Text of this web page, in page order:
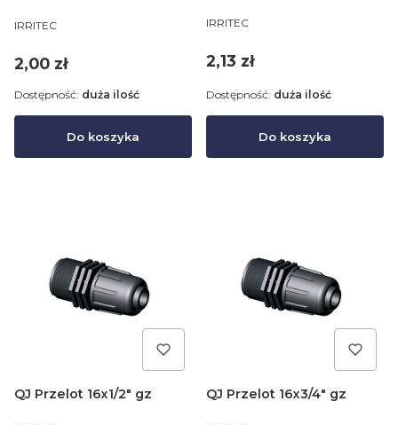
PRODUCENT
IRRITEC
Cena
2,00 zł
Do koszyka
Dostępność: duża ilość
PRODUCENT
IRRITEC
Cena
2,13 zł
Do koszyka
Dostępność: duża ilość
QJ Przelot 16x1/2" gz QJ Przelot 16x3/4" gz